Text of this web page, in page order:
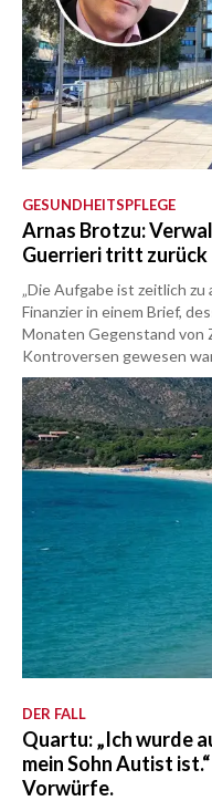
GESUNDHEITSPFLEGE
Arnas Brotzu:
Guerrieri tritt zurück
„Die Aufgabe ist zeitlich
Finanzier in einem Brief,
Monaten Gegenstand von
Kontroversen gewesen
DER FALL
Quartu: „Ich wurde
mein Sohn Autist
Vorwürfe.